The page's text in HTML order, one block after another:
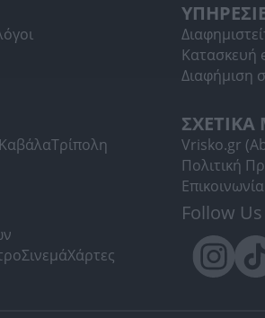
Κατασκευή
Διαφήμιση
ΚαβάλαΤρίπολη
ΣΧΕΤΙΚΑ
Vrisko.gr
Πολιτική
Επικοινωνία
ΣινεμάΧάρτες
Follow Us